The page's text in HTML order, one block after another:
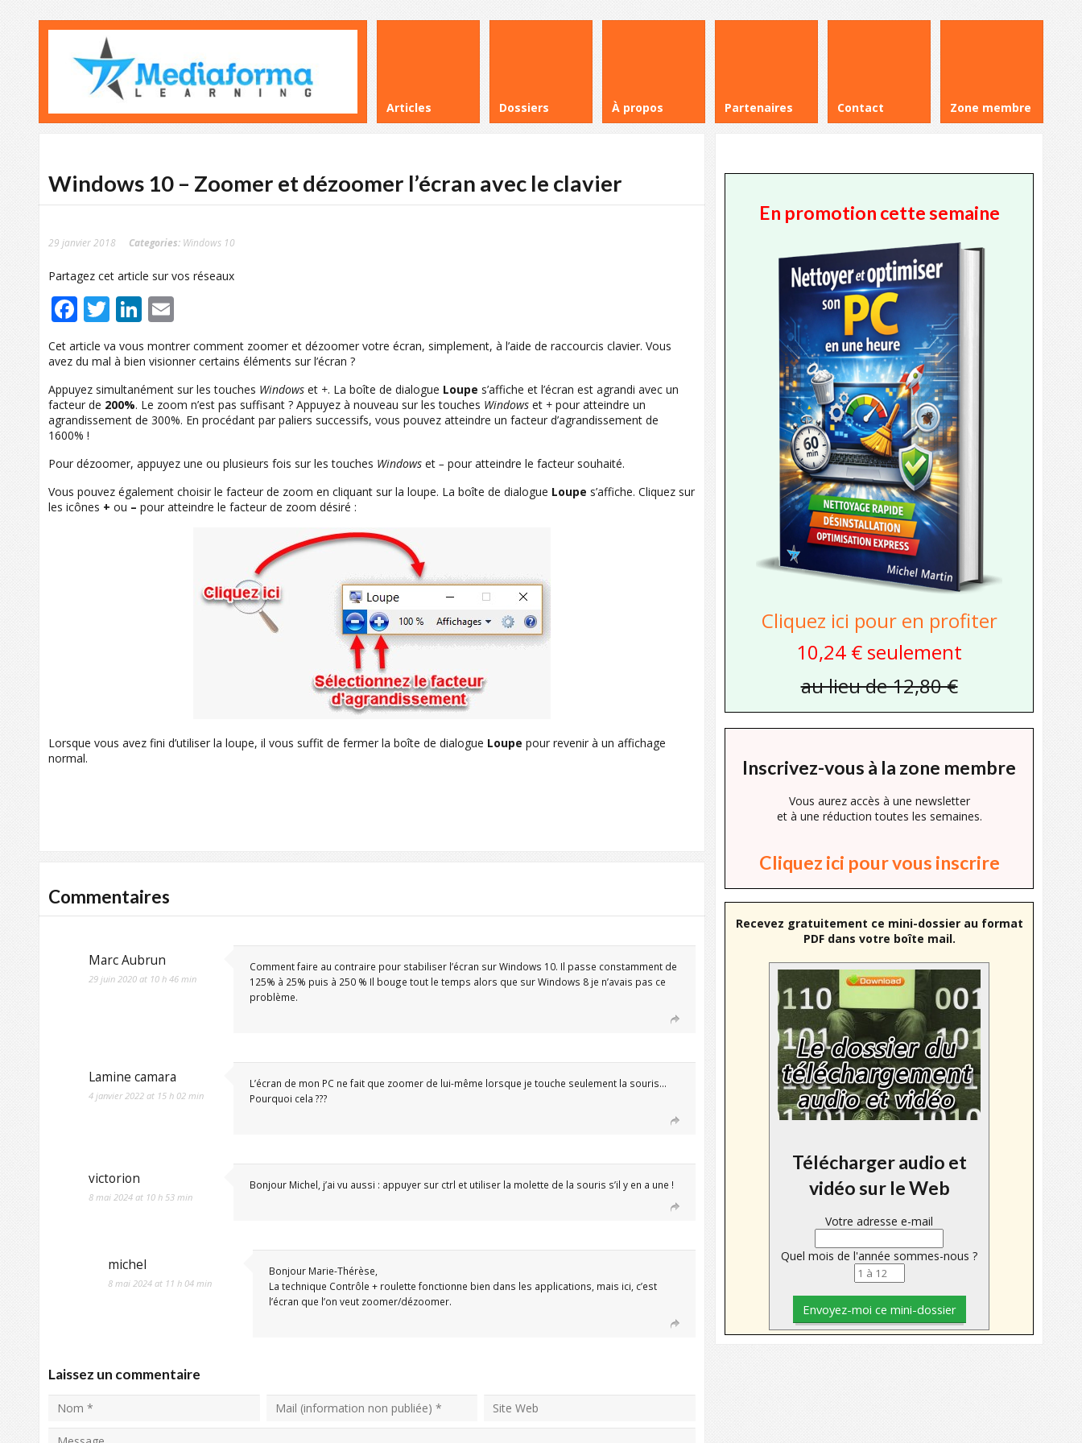
Articles Dossiers À propos Partenaires Contact Zone membre
Windows 10 – Zoomer et dézoomer l’écran avec le clavier
29 janvier 2018 Categories: Windows 10
Partagez cet article sur vos réseaux
Facebook
TwitterLinkedIn
Cet article va vous montrer comment zoomer et dézoomer votre écran, simplement, à l’aide de raccourcis clavier. Vous
avez du mal à bien visionner certains éléments sur l’écran ?
Appuyez simultanément sur les touches Windows et +. La boîte de dialogue Loupe s’affiche et l’écran est agrandi avec un
facteur de 200%. Le zoom n’est pas suffisant ? Appuyez à nouveau sur les touches Windows et + pour atteindre un
agrandissement de 300%. En procédant par paliers successifs, vous pouvez atteindre un facteur d’agrandissement de
1600% !
Pour dézoomer, appuyez une ou plusieurs fois sur les touches Windows et – pour atteindre le facteur souhaité.
Vous pouvez également choisir le facteur de zoom en cliquant sur la loupe. La boîte de dialogue Loupe s’affiche. Cliquez sur
les icônes + ou – pour atteindre le facteur de zoom désiré :
Lorsque vous avez fini d’utiliser la loupe, il vous suffit de fermer la boîte de dialogue Loupe pour revenir à un affichage
normal.
Commentaires
Marc Aubrun
29 juin 2020 at 10 h 46 min
Comment faire au contraire pour stabiliser l’écran sur Windows 10. Il passe constamment de
125% à 25% puis à 250 % Il bouge tout le temps alors que sur Windows 8 je n’avais pas ce
problème.
Lamine camara
4 janvier 2022 at 15 h 02 min
L’écran de mon PC ne fait que zoomer de lui-même lorsque je touche seulement la souris…
Pourquoi cela ???
victorion
8 mai 2024 at 10 h 53 min
Bonjour Michel, j’ai vu aussi : appuyer sur ctrl et utiliser la molette de la souris s’il y en a une !
michel
8 mai 2024 at 11 h 04 min
Bonjour Marie-Thérèse,
La technique Contrôle + roulette fonctionne bien dans les applications, mais ici, c’est
l’écran que l’on veut zoomer/dézoomer.
Laissez un commentaire
En promotion cette semaine
Cliquez ici pour en profiter
10,24 € seulement
au lieu de 12,80 €
Inscrivez-vous à la zone membre
Vous aurez accès à une newsletter
et à une réduction toutes les semaines.
Cliquez ici pour vous inscrire
Recevez gratuitement ce mini-dossier au format
PDF dans votre boîte mail.
Télécharger audio et
vidéo sur le Web
Votre adresse e-mail
Quel mois de l'année sommes-nous ?